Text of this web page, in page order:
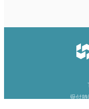
受付時